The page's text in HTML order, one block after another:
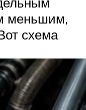
меньшим,
схема